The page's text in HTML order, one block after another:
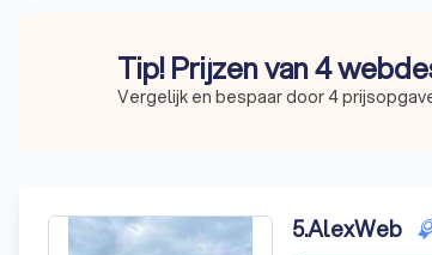
Tip! Prijzen van 4
Vergelijk en bespaar door 4
5.AlexWeb